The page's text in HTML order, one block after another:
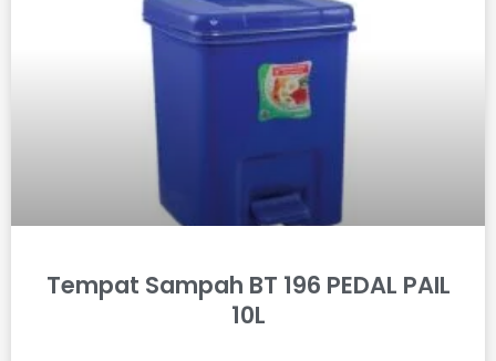
Tempat Sampah BT 196 PEDAL PAIL
10L